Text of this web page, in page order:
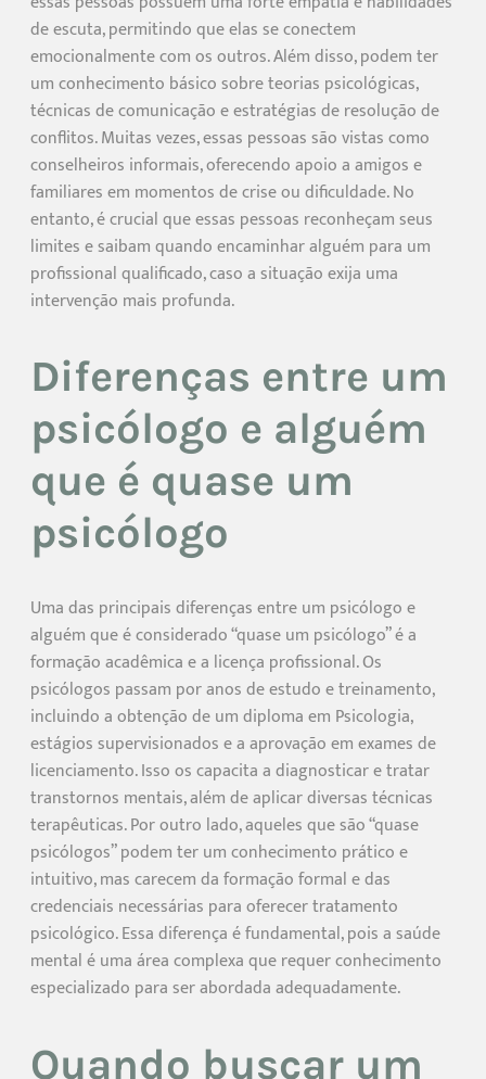
de escuta, permitindo que elas se conectem
emocionalmente com os outros. Além disso, podem ter
um conhecimento básico sobre teorias psicológicas,
técnicas de comunicação e estratégias de resolução de
conflitos. Muitas vezes, essas pessoas são vistas como
conselheiros informais, oferecendo apoio a amigos e
familiares em momentos de crise ou dificuldade. No
entanto, é crucial que essas pessoas reconheçam seus
limites e saibam quando encaminhar alguém para um
profissional qualificado, caso a situação exija uma
intervenção mais profunda.
Diferenças entre um
psicólogo e alguém
que é quase um
psicólogo
Uma das principais diferenças entre um psicólogo e
alguém que é considerado “quase um psicólogo” é a
formação acadêmica e a licença profissional. Os
psicólogos passam por anos de estudo e treinamento,
incluindo a obtenção de um diploma em Psicologia,
estágios supervisionados e a aprovação em exames de
licenciamento. Isso os capacita a diagnosticar e tratar
transtornos mentais, além de aplicar diversas técnicas
terapêuticas. Por outro lado, aqueles que são “quase
psicólogos” podem ter um conhecimento prático e
intuitivo, mas carecem da formação formal e das
credenciais necessárias para oferecer tratamento
psicológico. Essa diferença é fundamental, pois a saúde
mental é uma área complexa que requer conhecimento
especializado para ser abordada adequadamente.
Quando buscar um